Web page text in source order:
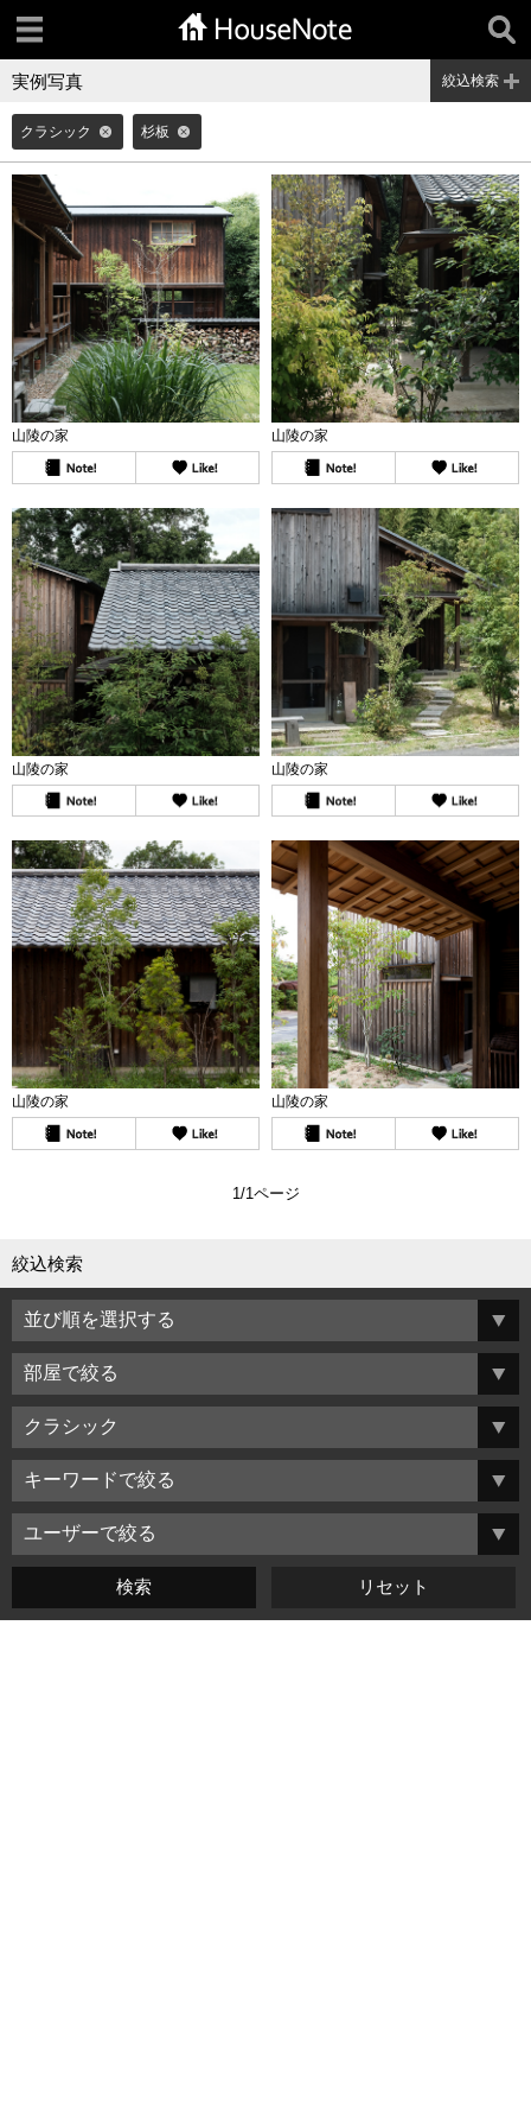
実例写真 絞込検索
クラシック 杉板
山陵の家 山陵の家
山陵の家 山陵の家
山陵の家 山陵の家
1/1ページ
絞込検索